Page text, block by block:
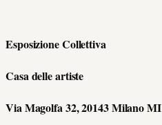
Esposizione Collettiva
Casa delle artiste
Via Magolfa 32, 20143 Milano MI